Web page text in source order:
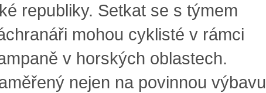
republiky. Setkat se s týmem
mohou cyklisté v rámci
v horských oblastech.
nejen na povinnou výbavu